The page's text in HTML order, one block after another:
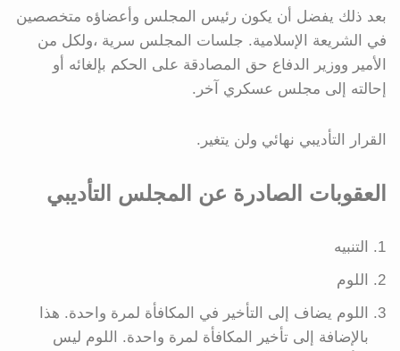
بعد ذلك يفضل أن يكون رئيس المجلس وأعضاؤه متخصصين
في الشريعة الإسلامية. جلسات المجلس سرية ،ولكل من
الأمير ووزير الدفاع حق المصادقة على الحكم بإلغائه أو
إحالته إلى مجلس عسكري آخر.
القرار التأديبي نهائي ولن يتغير.
العقوبات الصادرة عن المجلس التأديبي
التنبيه
اللوم
اللوم يضاف إلى التأخير في المكافأة لمرة واحدة. هذا
بالإضافة إلى تأخير المكافأة لمرة واحدة. اللوم ليس